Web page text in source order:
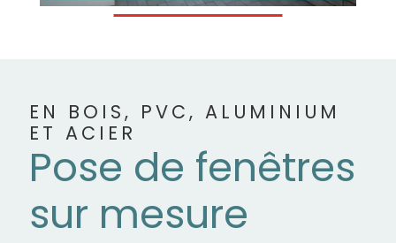
EN BOIS, PVC, ALUMINIUM
ET ACIER
Pose de fenêtres
sur mesure